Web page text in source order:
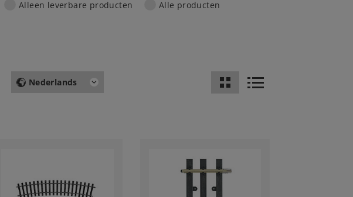
Alleen leverbare producten
Alle producten
Nederlands